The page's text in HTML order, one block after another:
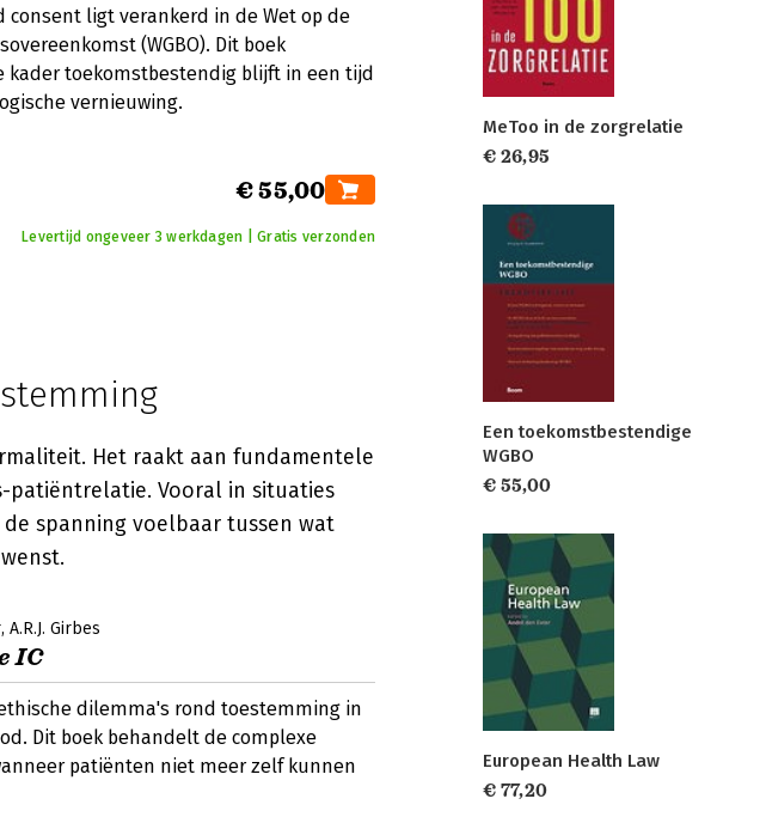
ligt verankerd in de Wet op de
(WGBO). Dit boek
kader toekomstbestendig blijft in een tijd
vernieuwing.
€ 55,00
Levertijd ongeveer 3 werkdagen | Gratis verzonden
Het raakt aan fundamentele
patiëntrelatie. Vooral in situaties
spanning voelbaar tussen wat
A.R.J. Girbes
IC
dilemma's rond toestemming in
Dit boek behandelt de complexe
patiënten niet meer zelf kunnen
MeToo in de zorgrelatie
€ 26,95
Een toekomstbestendige
WGBO
€ 55,00
European Health Law
€ 77,20